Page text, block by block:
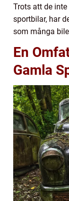
Trots att de
sportbilar, har
som många
En
Gamla